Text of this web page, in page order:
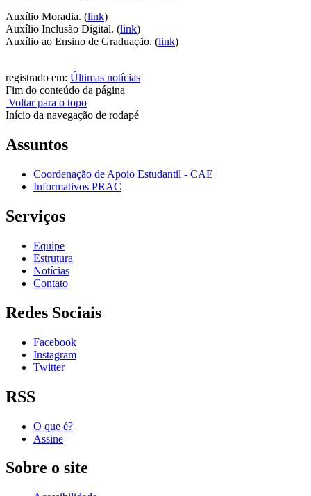
Auxílio Moradia. (link)
Auxílio Inclusão Digital. (link)
Auxílio ao Ensino de Graduação. (link)
registrado em: Últimas notícias
Fim do conteúdo da página
Voltar para o topo
Início da navegação de rodapé
Assuntos
Coordenação de Apoio Estudantil - CAE
Informativos PRAC
Serviços
Equipe
Estrutura
Notícias
Contato
Redes Sociais
Facebook
Instagram
Twitter
RSS
O que é?
Assine
Sobre o site